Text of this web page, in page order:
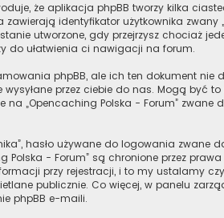
że aplikacja phpBB tworzy kilka
identyfikator użytkownika zwany
utworzone, gdy przejrzysz chociaż
do ułatwienia ci nawigacji na forum.
phpBB, ale ich ten dokument
przez ciebie do nas. Mogą być
„Opencaching Polska - Forum” zwane
hasło używane do logowania zwane
- Forum” są chronione przez
przy rejestracji, i to my ustalamy
publicznie. Co więcej, w panelu
phpBB e-maili.